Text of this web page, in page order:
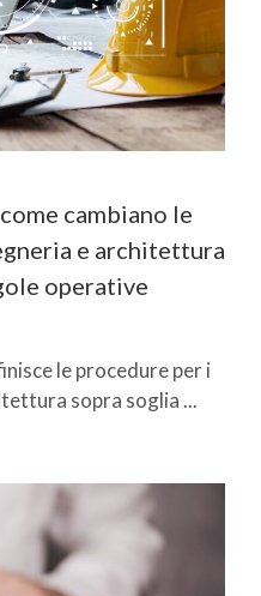
cambiano le
e architettura
operative
le procedure per i
sopra soglia ...